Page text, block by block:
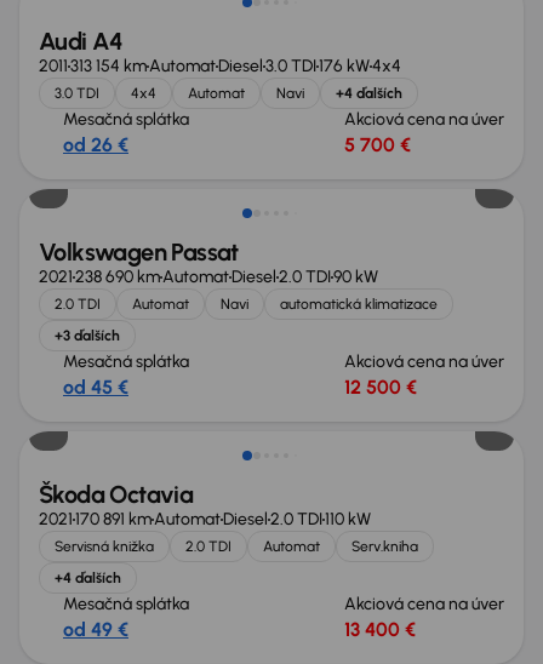
Audi A4
2011313 154 kmAutomatDiesel3.0 TDI176 kW4x4
3.0 TDI 4x4 Automat Navi +4 ďalších
Mesačná splátka
od 26 €
Akciová cena na úver
5 700 €
Volkswagen Passat
2021238 690 kmAutomatDiesel2.0 TDI90 kW
2.0 TDI Automat Navi
automatická klimatizace
+3 ďalších
Mesačná splátka
od 45 €
Akciová cena na úver
12 500 €
Zlacnené o 900 €
Škoda Octavia
2021170 891 kmAutomatDiesel2.0 TDI110 kW
Servisná knižka 2.0 TDI Automat
Serv.kniha
+4 ďalších
Mesačná splátka
od 49 €
Akciová cena na úver
13 400 €